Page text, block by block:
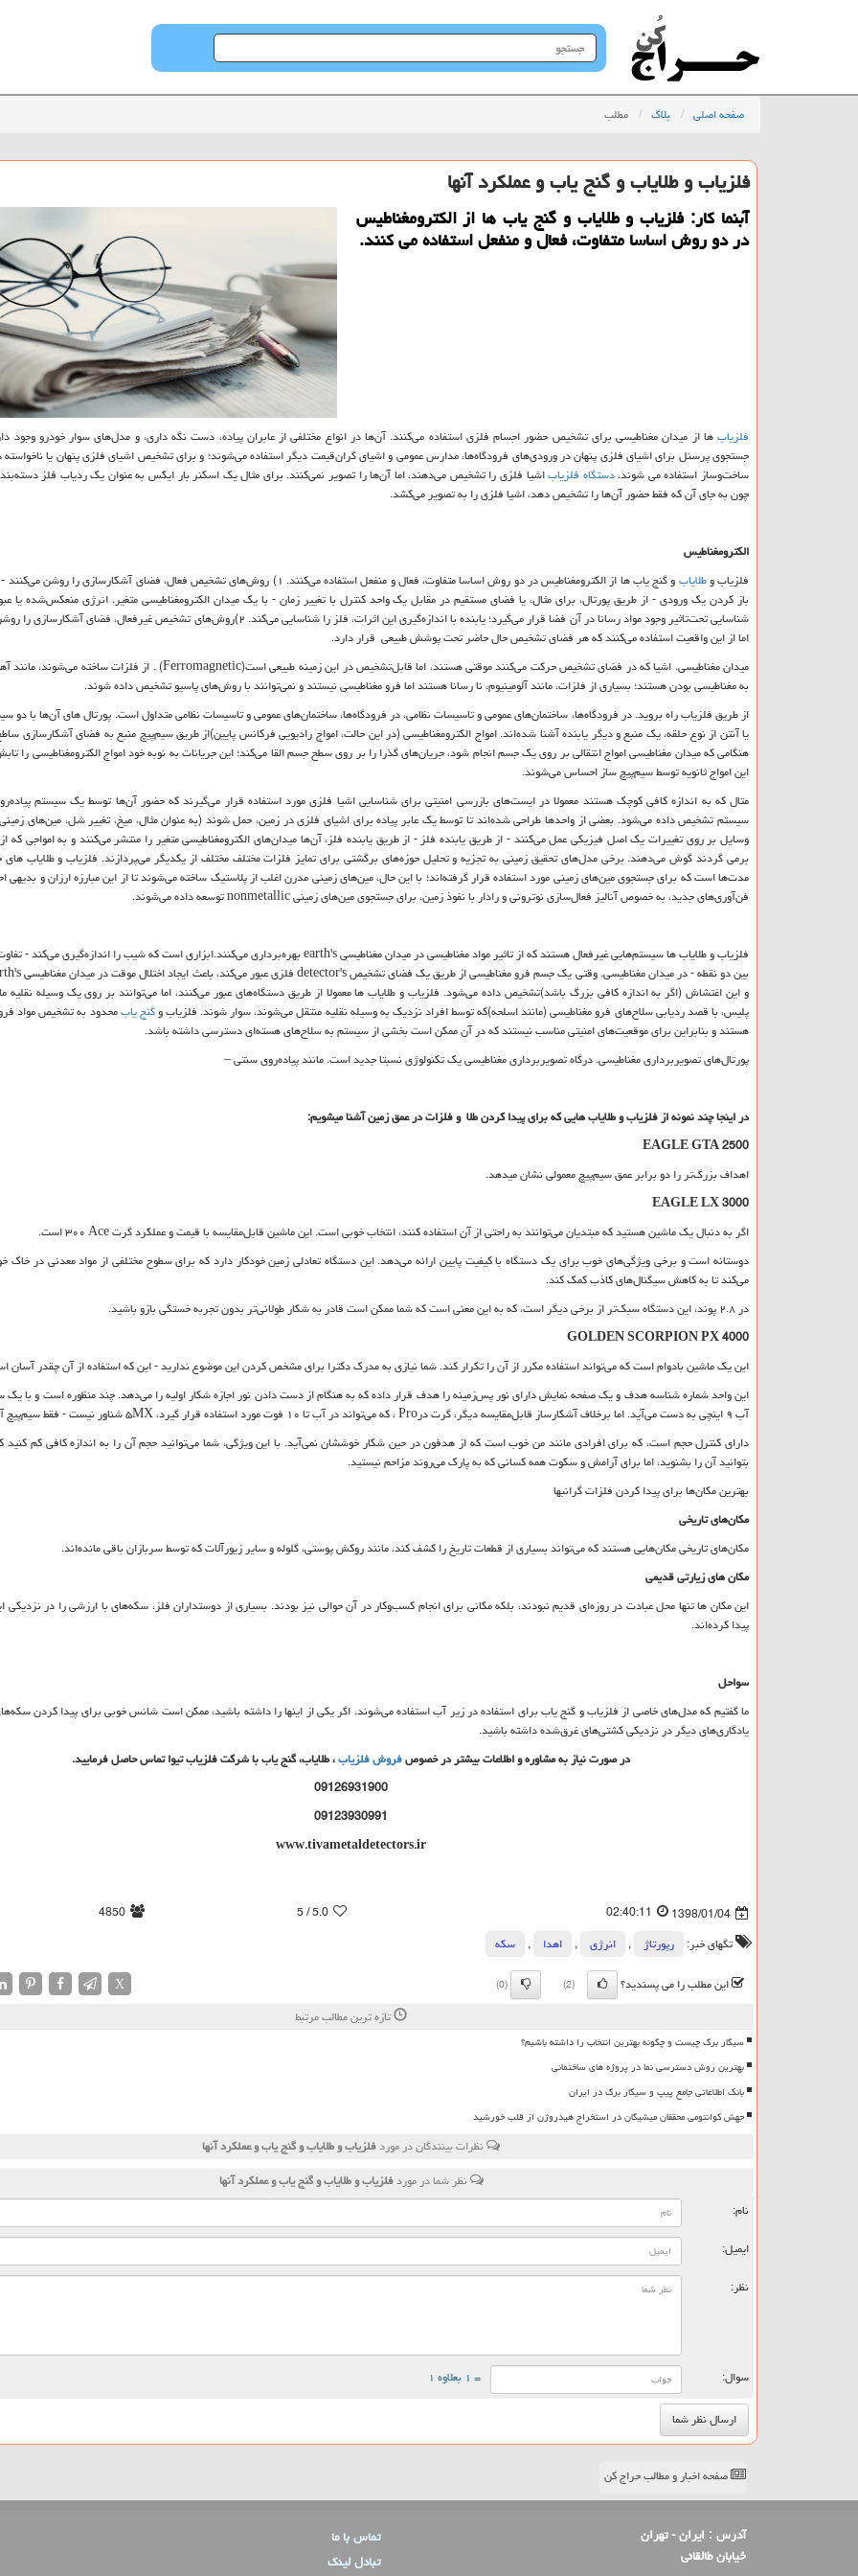
جستجو
در
صفحه اصلی بلاگ مطلب
فلزیاب و طلایاب و گنج یاب و عملكرد آنها
آبنما كار: فلزیاب و طلایاب و گنج یاب ها از الكترومغناطیس
در دو روش اساسا متفاوت، فعال و منفعل استفاده می كنند.
فلزیابها از میدان مغناطیسی برای تشخیص حضور اجسام فلزی استفاده می‌کنند. آن‌ها در انواع مختلفی از عابران پیاده، دست نگه داری، و مدل‌های سوار خودرو وجود
جستجوی پرسنل برای اشیای فلزی پنهان در ورودی‌های فرودگاه‌ها، مدارس عمومی و اشیای گران‌قیمت دیگر استفاده می‌شوند؛ و برای تشخیص اشیای فلزی پنهان یا
ساخت‌وساز استفاده می شوند،دستگاه فلزیاباشیا فلزی را تشخیص می‌دهند، اما آن‌ها را تصویر نمی‌کنند. برای مثال یک اسکنر بار ایکس به عنوان یک ردیاب فلز
چون به جای آن که فقط حضور آن‌ها را تشخیص دهد، اشیا فلزی را به تصویر می‌کشد.
الکترومغناطیس
فلزیاب وطلایاب
و گنج یاب ها از الکترومغناطیس در دو روش اساسا متفاوت، فعال و منفعل استفاده می‌کنند. ۱) روش‌های تشخیص فعال، فضای آشکارسازی را
باز کردن یک ورودی - از طریق پورتال، برای مثال، یا فضای مستقیم در مقابل یک واحد کنترل با تغییر زمان - با یک میدان الکترومغناطیسی متغیر. انرژی منعکس‌شده یا
شناسایی تحت‌تاثیر وجود مواد رسانا در آن فضا قرار می‌گیرد؛ یابنده با اندازه‌گیری این اثرات، فلز را شناسایی می‌کند. ۲)روش‌های تشخیص غیرفعال،
اما از این واقعیت استفاده می‌کنند که هر فضای تشخیص حال حاضر تحت پوشش طبیعی قرار دارد.
میدان مغناطیسی. اشیا که در فضای تشخیص حرکت می‌کنند موقتی هستند، اما قابل‌تشخیص در این زمینه طبیعی است. (Ferromagnetic) از فلزات ساخته می‌شوند، مانند
به مغناطیسی بودن هستند؛ بسیاری از فلزات، مانند آلومینیوم، نا رسانا هستند اما فرو مغناطیسی نیستند و نمی‌توانند با روش‌های پاسیو تشخیص داده شوند.
از طریق فلزیاب راه بروید. در فرودگاه‌ها، ساختمان‌های عمومی و تاسیسات نظامی، در فرودگاه‌ها، ساختمان‌های عمومی و تاسیسات نظامی متداول است. پورتال های آن‌ها با دو
یا آنتن از نوع حلقه، یک منبع و دیگر یابنده آشنا شده‌اند. امواج الکترومغناطیسی (در این حالت، امواج رادیویی فرکانس پایین)از طریق سیم‌پیچ منبع به فضای آشکارسازی
هنگامی که میدان مغناطیسی امواج انتقالی بر روی یک جسم انجام شود، جریان‌های گذرا را بر روی سطح جسم القا می‌کند؛ این جریانات به نوبه خود امواج الکترومغناطیسی را
این امواج ثانویه توسط سیم‌پیچ ساز احساس می‌شوند.
متال که به اندازه کافی کوچک هستند معمولا در ایست‌های بازرسی امنیتی برای شناسایی اشیا فلزی مورد استفاده قرار می‌گیرند که حضور آن‌ها توسط یک سیستم
سیستم تشخیص داده می‌شود. بعضی از واحدها طراحی شده‌اند تا توسط یک عابر پیاده برای اشیای فلزی در زمین، حمل شوند (به عنوان مثال، میخ، تغییر شل، مین‌های
وسایل بر روی تغییرات یک اصل فیزیکی عمل می‌کنند - از طریق یابنده فلز - از طریق یابنده فلز، آن‌ها میدان‌های الکترومغناطیسی متغیر را منتشر می‌کنند و به امواجی که از
برمی گردند گوش می‌دهند. برخی مدل‌های تحقیق زمینی به تجزیه و تحلیل حوزه‌های برگشتی برای تمایز فلزات مختلف مختلف از یکدیگر می‌پردازند. فلزیاب و طلایاب
مدت‌ها است که برای جستجوی مین‌های زمینی مورد استفاده قرار گرفته‌اند؛ با این حال، مین‌های زمینی مدرن اغلب از پلاستیک ساخته می‌شوند تا از این مبارزه ارزان و بدیهی
فن‌آوری‌های جدید، به خصوص آنالیز فعال‌سازی نوترونی و رادار با نفوذ زمین، برای جستجوی مین‌های زمینیnonmetallicتوسعه داده می‌شوند.
فلزیاب و طلایاب ها سیستم‌هایی غیرفعال هستند که از تاثیر مواد مغناطیسی در میدان مغناطیسیearth'sبهره‌برداری می‌کنند.ابزاری است که شیب را اندازه‌گیری می‌کند -
بین دو نقطه - در میدان مغناطیسی. وقتی یک جسم فرو مغناطیسی از طریق یک فضای تشخیصdetector'sفلزی عبور می‌کند، باعث ایجاد اختلال موقت در میدان مغناطیسی
و این اغتشاش (اگر به اندازه کافی بزرگ باشد)تشخیص داده می‌شود. فلزیاب و طلایاب ها معمولا از طریق دستگاه‌های عبور می‌کنند، اما می‌توانند بر روی یک وسیله نقلیه
پلیس، با قصد ردیابی سلاح‌های فرو مغناطیسی (مانند اسلحه)که توسط افراد نزدیک به وسیله نقلیه منتقل می‌شوند، سوار شوند. فلزیاب وگنج یابمحدود به تشخیص مواد
هستند و بنابراین برای موقعیت‌های امنیتی مناسب نیستند که در آن ممکن است بخشی از سیستم به سلاح‌های هسته‌ای دسترسی داشته باشد.
پورتال‌های تصویربرداری مغناطیسی. درگاه تصویربرداری مغناطیسی یک تکنولوژی نسبتا جدید است. مانند پیاده‌روی سنتی–
در اینجا چند نمونه از فلزیاب و طلایاب هایی که برای پیدا کردن طلا و فلزات در عمق زمین آشنا میشویم:
EAGLE GTA 2500
اهداف بزرگ‌تر را دو برابر عمق سیم‌پیچ معمولی نشان میدهد.
EAGLE LX 3000
اگر به دنبال یک ماشین هستید که مبتدیان می‌توانند به راحتی از آن استفاده کنند، انتخاب خوبی است. این ماشین قابل‌مقایسه با قیمت و عملکرد گرتAce۳۰۰ است.
دوستانه است و برخی ویژگی‌های خوب برای یک دستگاه با کیفیت پایین ارائه می‌دهد. این دستگاه تعادلی زمین خودکار دارد که برای سطوح مختلفی از مواد معدنی در خاک
می‌کند تا به کاهش سیگنال‌های کاذب کمک کند.
در ۲.۸ پوند، این دستگاه سبک‌تر از برخی دیگر است، که به این معنی است که شما ممکن است قادر به شکار طولانی‌تر بدون تجربه خستگی بازو باشید.
GOLDEN SCORPION PX 4000
این یک ماشین بادوام است که می‌تواند استفاده مکرر از آن را تکرار کند. شما نیازی به مدرک دکترا برای مشخص کردن این موضوع ندارید-این که استفاده از آن چقدر آسان
این واحد شماره شناسه هدف و یک صفحه نمایش دارای نور پس‌زمینه را هدف قرار داده که به هنگام از دست دادن نور اجازه شکار اولیه را می‌دهد. چند منظوره است و با
آب ۹ اینچی به دست می‌آید. اما برخلاف آشکارساز قابل‌مقایسه دیگر، گرت در
Pro، که می‌تواند در آب تا ۱۰ فوت مورد استفاده قرار گیرد، MX۵ شناور نیست - فقط سیم‌پیچ آن است.
دارای کنترل حجم است، که برای افرادی مانند من خوب است که از هدفون در حین شکار خوششان نمی‌آید. با این ویژگی، شما می‌توانید حجم آن را به اندازه کافی کم کنید
بتوانید آن را بشنوید، اما برای آرامش و سکوت همه کسانی که به پارک می‌روند مزاحم نیستید.
بهترین مکان‌ها برای پیدا کردن فلزات گرانبها
مکان‌های تاریخی
مکان‌های تاریخی مکان‌هایی هستند که می‌تواند بسیاری از قطعات تاریخ را کشف کند، مانند روکش پوستی، گلوله و سایر زیورآلات که توسط سربازان باقی مانده‌اند.
مکان های زیارتی قدیمی
این مکان ها تنها محل عبادت در روزه‌ای قدیم نبودند، بلکه مکانی برای انجام کسب‌وکار در آن حوالی نیز بودند. بسیاری از دوستداران فلز، سکه‌های با ارزشی را در نزدیکی
پیدا کرده‌اند.
سواحل
ما گفتیم که مدل‌های خاصی از فلزیاب و گنج یاب برای استفاده در زیر آب استفاده می‌شوند. اگر یکی از اینها را داشته باشید، ممکن است شانس خوبی برای پیدا کردن
یادگاری‌های دیگر در نزدیکی کشتی‌های غرق‌شده داشته باشید.
در صورت نیاز به مشاوره و اطلاعات بیشتر در خصوصفروش فلزیاب، طلایاب، گنج یاب با شرکت فلزیاب تیوا تماس حاصل فرمایید.
09126931900
09123930991
www.tivametaldetectors.ir
1398/01/04
02:40:11
5.0
/ 5
4850
تگهای خبر:
رپورتاژ , انرژی , اهدا ,
سكه
این مطلب را می پسندید؟
(2)
(0)
X
تازه ترین مطالب مرتبط
سیگار برگ چیست و چگونه بهترین انتخاب را داشته باشیم؟
بهترین روش دسترسی نما در پروژه های ساختمانی
بانک اطلاعاتی جامع پیپ و سیگار برگ در ایران
جهش کوانتومی محققان میشیگان در استخراج هیدروژن از قلب خورشید
نظرات بینندگان در موردفلزیاب و طلایاب و گنج یاب و عملكرد آنها
نظر شما در موردفلزیاب و طلایاب و گنج یاب و عملكرد آنها
نام:
ایمیل:
نظر:
سوال: = ۱ بعلاوه ۱
صفحه اخبار و مطالب حراج کن
آدرس : ایران - تهران
خیابان طالقانی
تماس با ما
تبادل لینک